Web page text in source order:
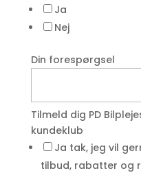
Ja
Nej
Din forespørgsel
Tilmeld dig PD
kundeklub
Ja tak, jeg vil
tilbud, rabatter og